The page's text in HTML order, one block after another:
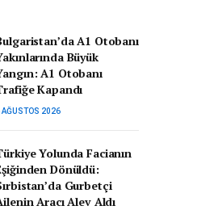
A1 Otobanı
Büyük
A1 Otobanı
Kapandı
AĞUSTOS 2026
Yolunda Facianın
Dönüldü:
Gurbetçi
Aracı Alev Aldı